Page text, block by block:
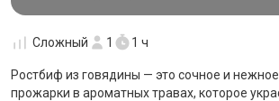
Сложный 1 1 ч
Ростбиф из говядины — это сочное и
прожарки в ароматных травах, которое